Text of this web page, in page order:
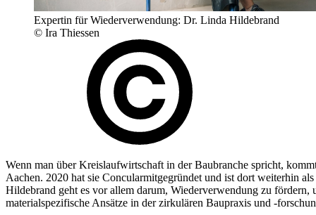
Expertin für Wiederverwendung: Dr. Linda Hildebrand
© Ira Thiessen
Wenn man über Kreislaufwirtschaft in der Baubranche spricht,
Aachen. 2020 hat sie Concularmitgegründet und ist dort weiterhin
Hildebrand geht es vor allem darum, Wiederverwendung zu
materialspezifische Ansätze in der zirkulären Baupraxis und -